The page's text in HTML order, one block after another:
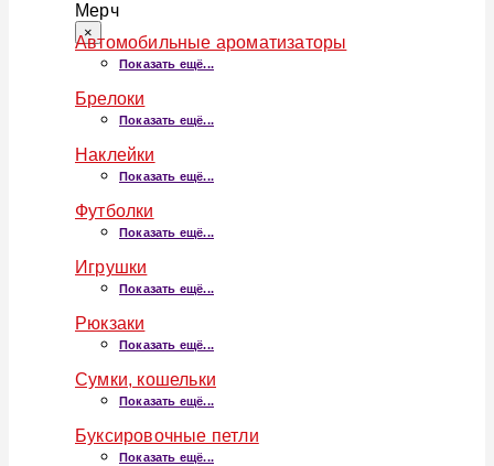
Мерч
×
Автомобильные ароматизаторы
Показать ещё...
Брелоки
Показать ещё...
Наклейки
Показать ещё...
Футболки
Показать ещё...
Игрушки
Показать ещё...
Рюкзаки
Показать ещё...
Сумки, кошельки
Показать ещё...
Буксировочные петли
Показать ещё...